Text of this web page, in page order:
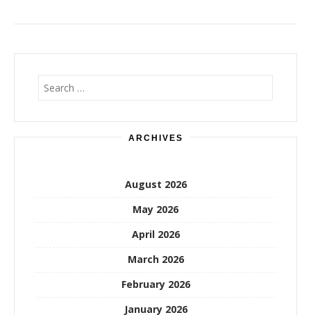
Search
for:
ARCHIVES
August 2026
May 2026
April 2026
March 2026
February 2026
January 2026